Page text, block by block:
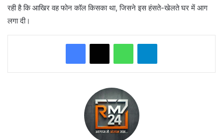
रही है कि आखिर वह फोन कॉल किसका था, जिसने इस हंसते-खेलते घर में आग
लगा दी।
WhatsAppTelegram